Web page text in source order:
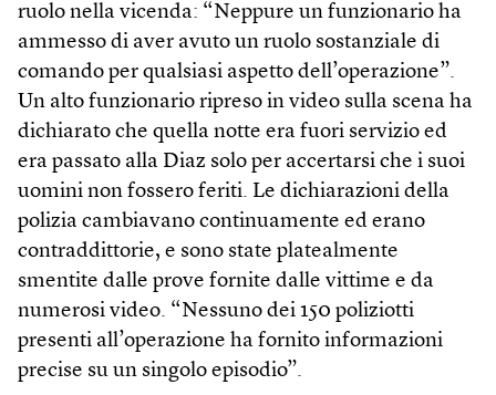
ruolo nella vicenda: “Neppure un funzionario ha
ammesso di aver avuto un ruolo sostanziale di
comando per qualsiasi aspetto dell’operazione”.
Un alto funzionario ripreso in video sulla scena ha
dichiarato che quella notte era fuori servizio ed
era passato alla Diaz solo per accertarsi che i suoi
uomini non fossero feriti. Le dichiarazioni della
polizia cambiavano continuamente ed erano
contraddittorie, e sono state platealmente
smentite dalle prove fornite dalle vittime e da
numerosi video. “Nessuno dei 150 poliziotti
presenti all’operazione ha fornito informazioni
precise su un singolo episodio”.